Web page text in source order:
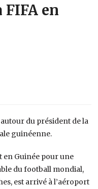
en
du président de la
guinéenne.
Guinée pour une
du football mondial,
est arrivé à l’aéroport